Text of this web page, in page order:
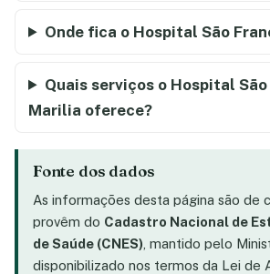
Onde fica o Hospital São
Quais serviços o Hospital
Marilia oferece?
Fonte dos dados
As informações desta página são de
provêm do Cadastro Nacional de
de Saúde (CNES) , mantido pelo
disponibilizado nos termos da Lei de